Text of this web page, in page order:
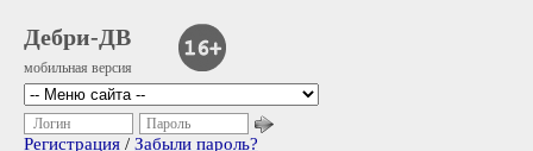
Дебри-ДВ
мобильная версия
Логин Пароль
Регистрация / Забыли пароль?